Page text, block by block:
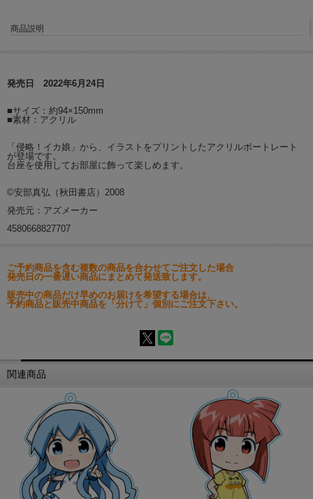
商品説明
発売日 2022年6月24日
■サイズ：約94×150mm
■素材：アクリル
「侵略！イカ娘」から、イラストをプリントしたアクリルポートレート
が登場です。
台座を使用してお部屋に飾って楽しめます。
©安部真弘（秋田書店）2008
発売元：アズメーカー
4580668827707
ご予約商品を含む複数の商品を合わせてご注文した場合
発売日の一番遅い商品にまとめて発送致します。
販売中の商品だけ早めのお届けを希望する場合は、
予約商品と販売中商品を「分けて」個別にご注文下さい。
関連商品